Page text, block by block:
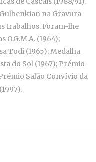
na Gravura
trabalhos. Foram-lhe
O.G.M.A. (1964);
Todi (1965); Medalha
do Sol (1967); Prémio
Salão Convívio da